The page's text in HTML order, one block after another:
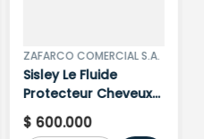
ZAFARCO COMERCIAL S.A.
Sisley Le Fluide
Protecteur Cheveux
150Ml 169280
$ 600.000